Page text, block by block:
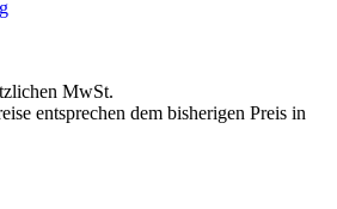
MwSt.
entsprechen dem bisherigen Preis in